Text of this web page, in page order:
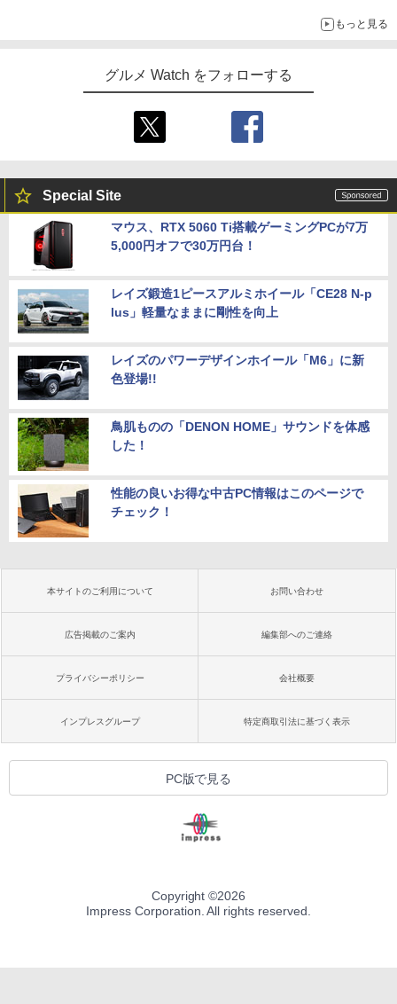
もっと見る
グルメ Watch をフォローする
Special Site
マウス、RTX 5060 Ti搭載ゲーミングPCが7万
5,000円オフで30万円台！
レイズ鍛造1ピースアルミホイール「CE28 N-p
lus」軽量なままに剛性を向上
レイズのパワーデザインホイール「M6」に新
色登場!!
鳥肌ものの「DENON HOME」サウンドを体感
した！
性能の良いお得な中古PC情報はこのページで
チェック！
本サイトのご利用について お問い合わせ
広告掲載のご案内 編集部へのご連絡
プライバシーポリシー 会社概要
インプレスグループ 特定商取引法に基づく表示
PC版で見る
Copyright ©2026
Impress Corporation. All rights reserved.